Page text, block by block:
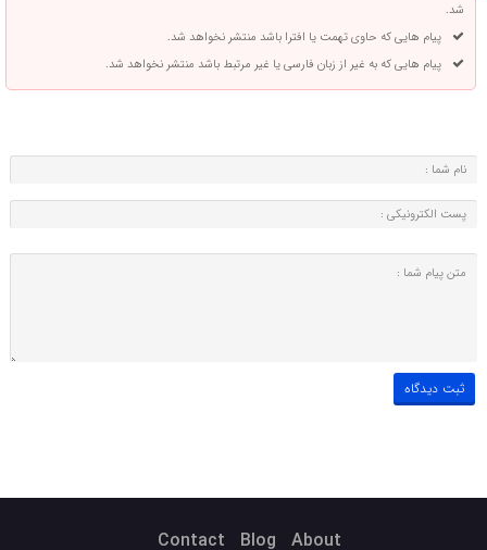
شد.
پیام هایی که حاوی تهمت یا افترا باشد منتشر نخواهد شد.
پیام هایی که به غیر از زبان فارسی یا غیر مرتبط باشد منتشر نخواهد شد.
About
Blog
Contact